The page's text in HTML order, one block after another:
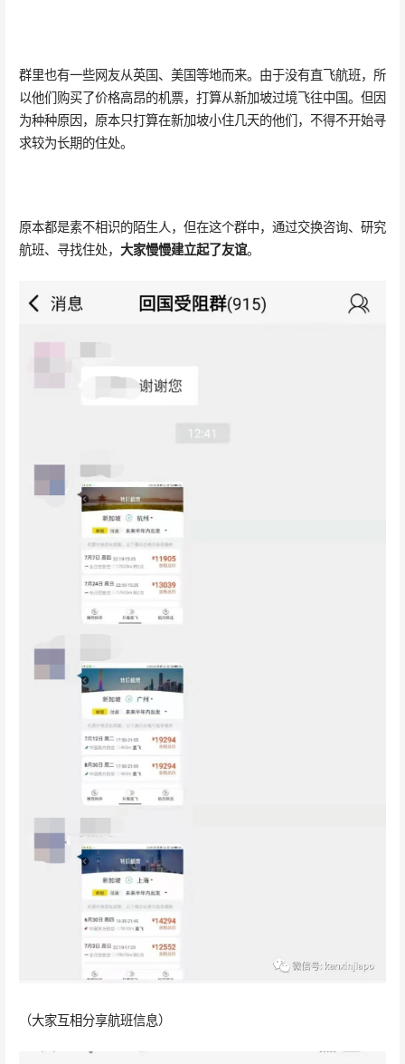
群里也有一些网友从英国、美国等地而来。由于没有直飞航班，所
以他们购买了价格高昂的机票，打算从新加坡过境飞往中国。但因
为种种原因，原本只打算在新加坡小住几天的他们，不得不开始寻
求较为长期的住处。
原本都是素不相识的陌生人，但在这个群中，通过交换咨询、研究
航班、寻找住处， 大家慢慢建立起了友谊。
（大家互相分享航班信息）